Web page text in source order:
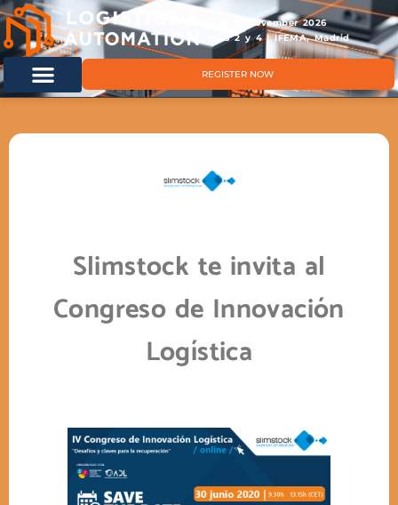
11 & 12 November 2026
Hals 2 y 4 | IFEMA, Madrid
REGISTER NOW
Slimstock te invita al
Congreso de Innovación
Logística